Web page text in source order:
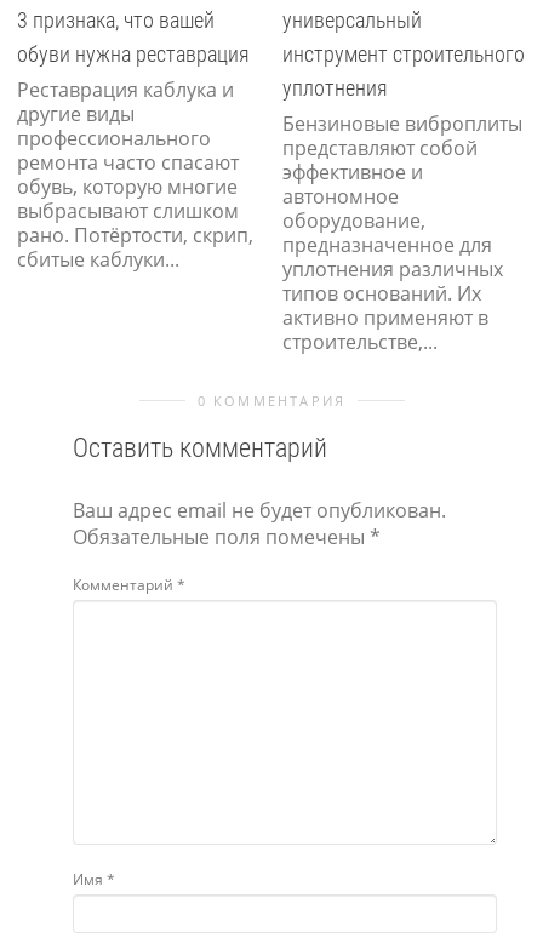
3 признака, что вашей
обуви нужна реставрация
Реставрация каблука и
другие виды
профессионального
ремонта часто спасают
обувь, которую многие
выбрасывают слишком
рано. Потёртости, скрип,
сбитые каблуки...
универсальный
инструмент строительного
уплотнения
Бензиновые виброплиты
представляют собой
эффективное и
автономное
оборудование,
предназначенное для
уплотнения различных
типов оснований. Их
активно применяют в
строительстве,...
0 КОММЕНТАРИЯ
Оставить комментарий
Ваш адрес email не будет опубликован.
Обязательные поля помечены *
Комментарий *
Имя *